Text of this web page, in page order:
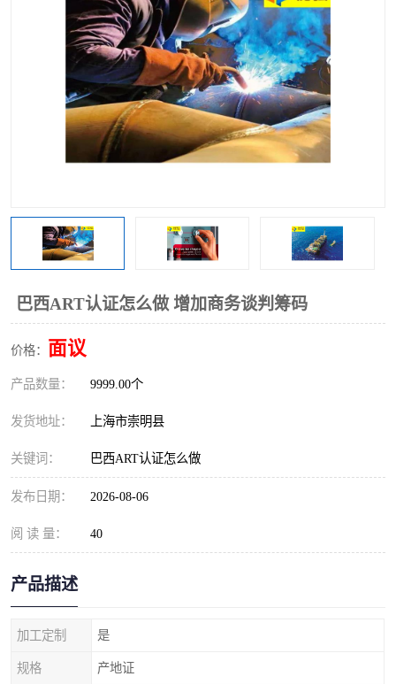
巴西ART认证怎么做 增加商务谈判筹码
价格： 面议
产品数量： 9999.00个
发货地址： 上海市崇明县
关键词： 巴西ART认证怎么做
发布日期： 2026-08-06
阅 读 量： 40
产品描述
加工定制 是
规格 产地证